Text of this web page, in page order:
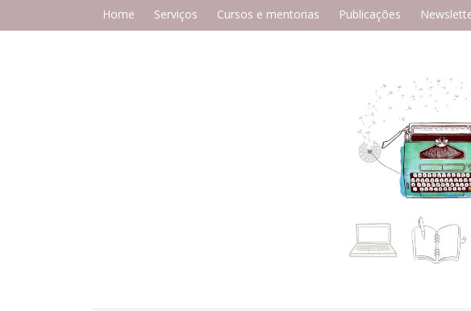
Home Serviços Cursos e mentorias Publicações